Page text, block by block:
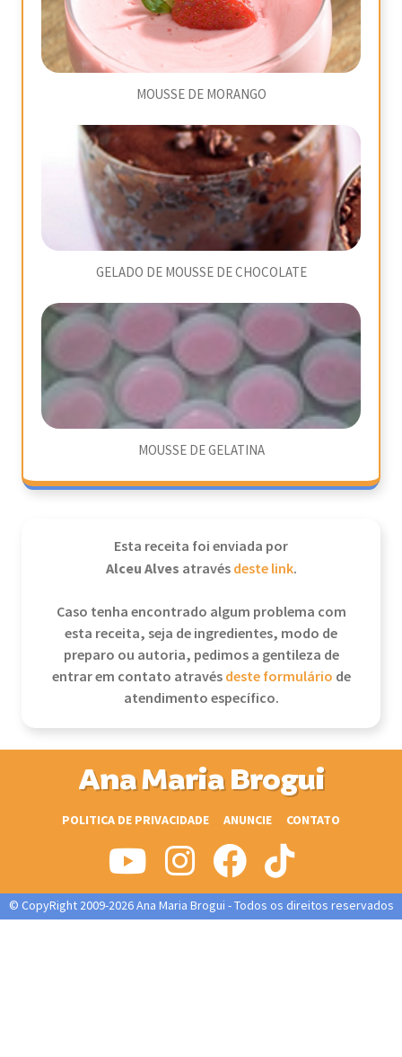
MOUSSE DE MORANGO
GELADO DE MOUSSE DE CHOCOLATE
MOUSSE DE GELATINA
Esta receita foi enviada por
Alceu Alves atravésdeste link.
Caso tenha encontrado algum problema com
esta receita, seja de ingredientes, modo de
preparo ou autoria, pedimos a gentileza de
entrar em contato atravésdeste formulário de
atendimento específico.
Ana Maria Brogui
POLITICA DE PRIVACIDADE ANUNCIE CONTATO
© CopyRight 2009-2026 Ana Maria Brogui - Todos os direitos reservados